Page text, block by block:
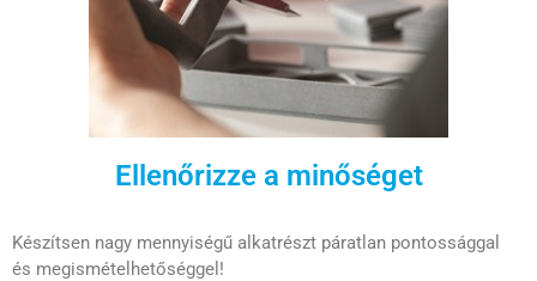
Ellenőrizze a minőséget
Készítsen nagy mennyiségű alkatrészt páratlan pontossággal
és megismételhetőséggel!